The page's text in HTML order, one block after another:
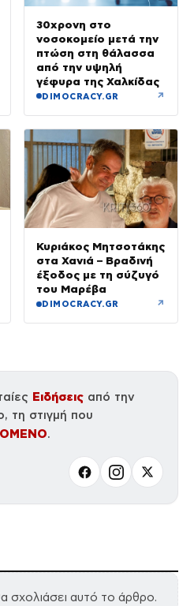
30χρονη στο
νοσοκομείο μετά την
πτώση στη θάλασσα
από την υψηλή
γέφυρα της Χαλκίδας
DIMOCRACY.GR ↗
Κυριάκος Μητσοτάκης
στα Χανιά – Βραδινή
έξοδος με τη σύζυγό
του Μαρέβα
DIMOCRACY.GR ↗
Ειδήσεις από την
τη στιγμή που
.
σχολιάσει αυτό το άρθρο.